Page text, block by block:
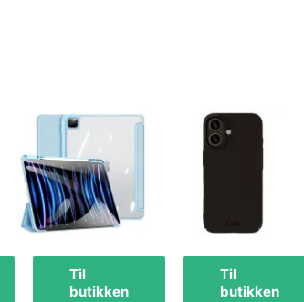
Til
butikken
Til
butikken